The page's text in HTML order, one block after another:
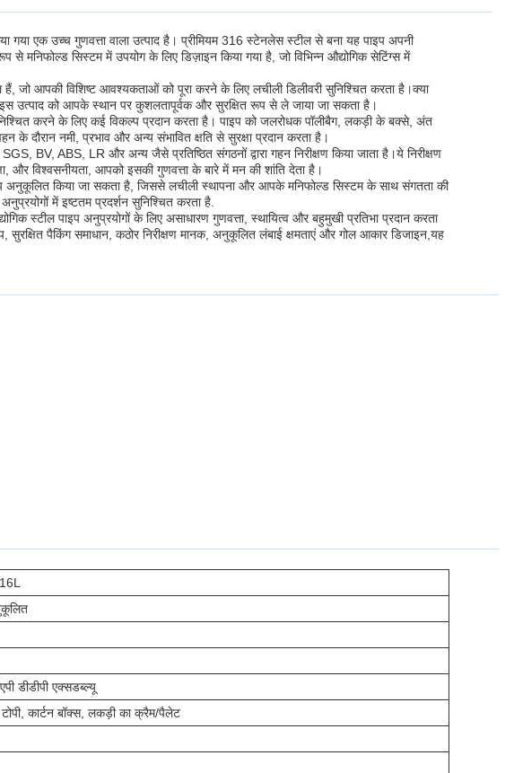
गया एक उच्च गुणवत्ता वाला उत्पाद है। प्रीमियम 316 स्टेनलेस स्टील से बना यह पाइप अपनी
से मनिफोल्ड सिस्टम में उपयोग के लिए डिज़ाइन किया गया है, जो विभिन्न औद्योगिक सेटिंग्स में
जो आपकी विशिष्ट आवश्यकताओं को पूरा करने के लिए लचीली डिलीवरी सुनिश्चित करता है।क्या
उत्पाद को आपके स्थान पर कुशलतापूर्वक और सुरक्षित रूप से ले जाया जा सकता है।
करने के लिए कई विकल्प प्रदान करता है। पाइप को जलरोधक पॉलीबैग, लकड़ी के बक्से, अंत
के दौरान नमी, प्रभाव और अन्य संभावित क्षति से सुरक्षा प्रदान करता है।
BV, ABS, LR और अन्य जैसे प्रतिष्ठित संगठनों द्वारा गहन निरीक्षण किया जाता है।ये निरीक्षण
और विश्वसनीयता, आपको इसकी गुणवत्ता के बारे में मन की शांति देता है।
किया जा सकता है, जिससे लचीली स्थापना और आपके मनिफोल्ड सिस्टम के साथ संगतता की
में इष्टतम प्रदर्शन सुनिश्चित करता है.
स्टील पाइप अनुप्रयोगों के लिए असाधारण गुणवत्ता, स्थायित्व और बहुमुखी प्रतिभा प्रदान करता
पैकिंग समाधान, कठोर निरीक्षण मानक, अनुकूलित लंबाई क्षमताएं और गोल आकार डिजाइन,यह
डीडीपी एक्सडब्ल्यू
कार्टन बॉक्स, लकड़ी का क्रैम/पैलेट